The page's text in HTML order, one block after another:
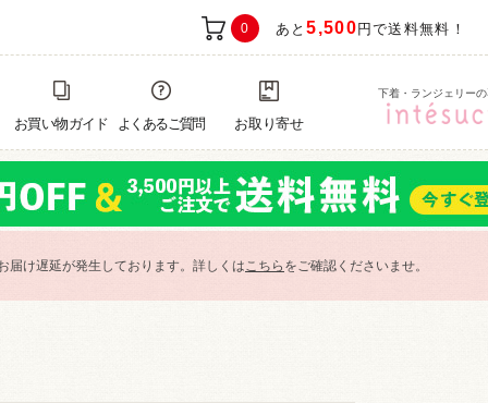
0 あと5,500 円で送料無料！
お買い物ガイド よくあるご質問 お取り寄せ
下着・ランジェリー
届け遅延が発生しております。詳しくはこちら をご確認くださいませ。